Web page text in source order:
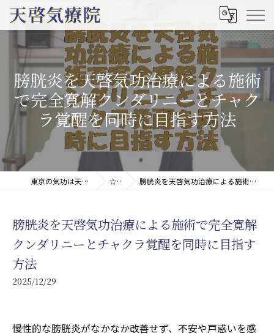
膀胱炎を天啓気功治療による施術
で完全寛解クンダリニーとチャク
ラ覚醒を同時に目指す方法
東京の気功は天啓気療院(天啓気功療法治療院) ☆コラム 膀胱炎を天啓気功治療による施術で完全寛解クンダリニーとチャクラ覚醒を同時に目指す方法
膀胱炎を天啓気功治療による施術で完全寛解
クンダリニーとチャクラ覚醒を同時に目指す
方法
2025/12/29
慢性的な膀胱炎がなかなか改善せず、不安や戸惑いを感